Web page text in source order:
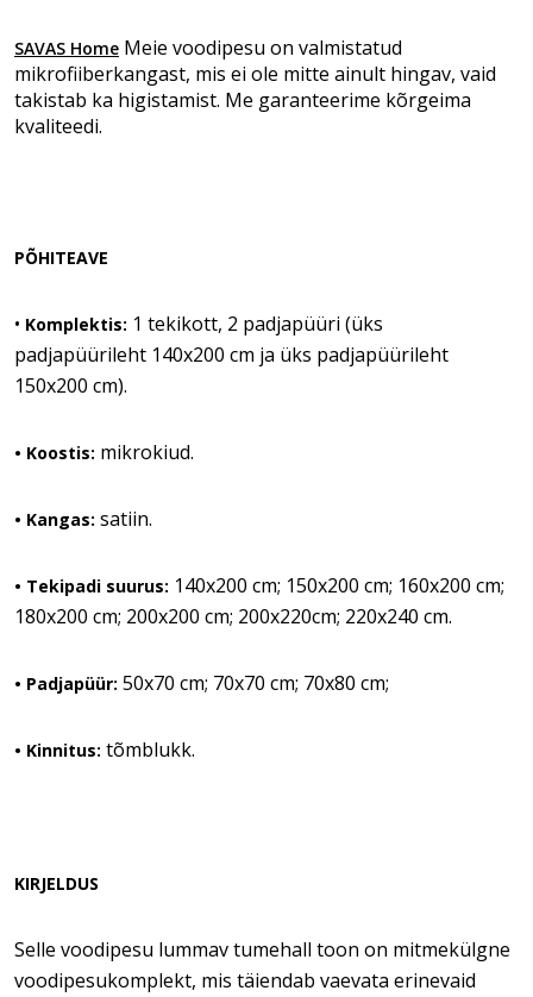
SAVAS Home Meie voodipesu on valmistatud
mikrofiiberkangast, mis ei ole mitte ainult hingav, vaid
takistab ka higistamist. Me garanteerime kõrgeima
kvaliteedi.
PÕHITEAVE
• Komplektis: 1 tekikott, 2 padjapüüri (üks
padjapüürileht 140x200 cm ja üks padjapüürileht
150x200 cm).
• Koostis: mikrokiud.
• Kangas: satiin.
• Tekipadi suurus: 140x200 cm; 150x200 cm; 160x200 cm;
180x200 cm; 200x200 cm; 200x220cm; 220x240 cm.
• Padjapüür: 50x70 cm; 70x70 cm; 70x80 cm;
• Kinnitus: tõmblukk.
KIRJELDUS
Selle voodipesu lummav tumehall toon on mitmekülgne
voodipesukomplekt, mis täiendab vaevata erinevaid